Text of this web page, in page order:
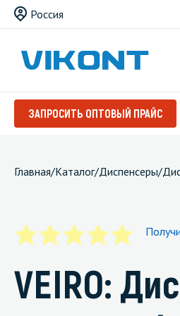
Россия
ЗАПРОСИТЬ ОПТОВЫЙ ПРАЙС
Главная/Каталог/Диспенсеры/
VEIRO: